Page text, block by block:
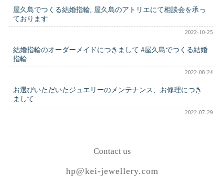
屋久島でつくる結婚指輪, 屋久島のアトリエにて相談会を承っ
ております
2022-10-25
結婚指輪のオーダーメイドにつきまして #屋久島でつくる結婚
指輪
2022-08-24
お選びいただいたジュエリーのメンテナンス、お修理につき
まして
2022-07-29
Contact us
hp@kei-jewellery.com